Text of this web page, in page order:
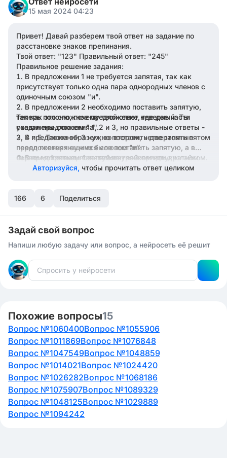
15 мая 2024 04:23
Привет! Давай разберем твой ответ на задание по
расстановке знаков препинания.
Твой ответ: "123" Правильный ответ: "245"
Правильное решение задания:
В предложении 1 не требуется запятая, так как
присутствует только одна пара однородных членов с
одиночным союзом "и".
В предложении 2 необходимо поставить запятую,
так как это сложное предложение, где две части
соединены союзом "а".
В предложении 3 нужно поставить две запятые
перед повторяющимся союзом "и".
В предложении 4 запятая нужна при двукратном
употреблении союза "ни".
запятую.
Теперь поясню, почему твой ответ неверный: Ты
указал предложения 1, 2 и 3, но правильные ответы -
2, 4 и 5. Таким образом, во втором, четвертом и пятом
предложениях нужно было поставить запятую, а в
первом и третьем запятая не требовалась.
Оцени мой ответ, пожалуйста, лайком или дизлайком.
Авторизуйся, чтобы прочитать ответ целиком
166 6 Поделиться
Задай свой вопрос
Напиши любую задачу или вопрос, а нейросеть её решит
Похожие вопросы15
Вопрос №1060400Вопрос №1055906
Вопрос №1011869Вопрос №1076848
Вопрос №1047549Вопрос №1048859
Вопрос №1014021Вопрос №1024420
Вопрос №1026282Вопрос №1068186
Вопрос №1075907Вопрос №1089329
Вопрос №1048125Вопрос №1029889
Вопрос №1094242